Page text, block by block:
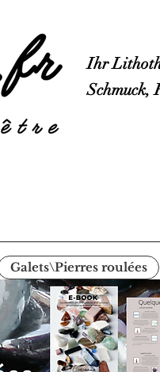
Ihr
Schmuck,
Galets\Pierres roulées